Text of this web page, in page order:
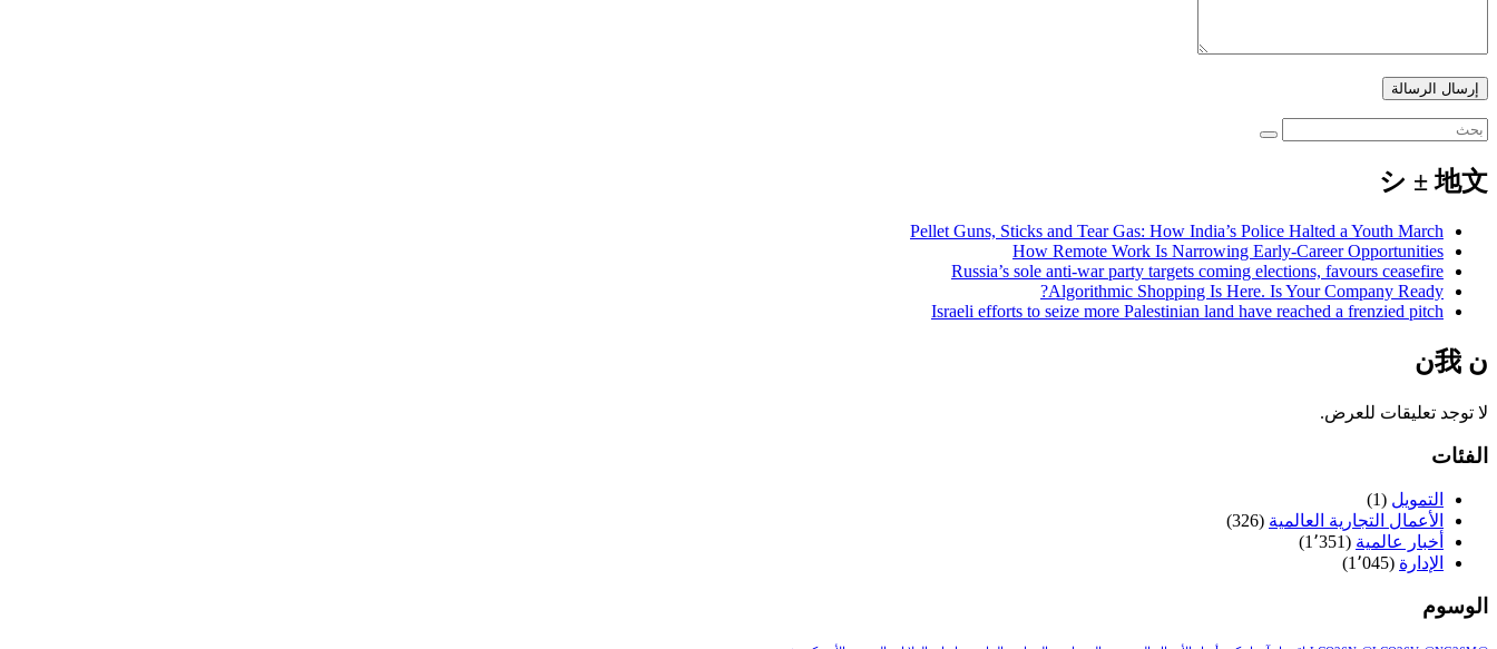
إرسال الرسالة
シ ± 地文
Pellet Guns, Sticks and Tear Gas: How India’s Police Halted a Youth March
How Remote Work Is Narrowing Early-Career Opportunities
Russia’s sole anti-war party targets coming elections, favours ceasefire
Algorithmic Shopping Is Here. Is Your Company Ready?
Israeli efforts to seize more Palestinian land have reached a frenzied pitch
𞸍 我𞸍
لا توجد تعليقات للعرض.
الفئات
التمويل (1)
الأعمال التجارية العالمية (326)
أخبار عالمية (1٬351)
الإدارة (1٬045)
الوسوم